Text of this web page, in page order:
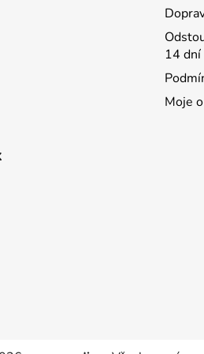
14 dní
Moje